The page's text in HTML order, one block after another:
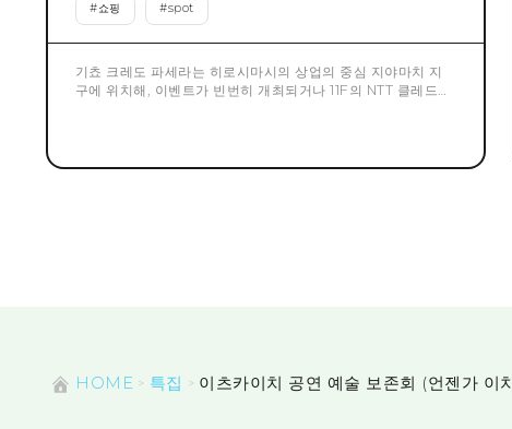
#쇼핑 #spot
기쵸 크레도 파세라는 히로시마시의 상업의 중심 지야마치 지
구에 위치해, 이벤트가 빈번히 개최되거나 11F의 NTT 클레드홀
니다. 소고 히로시마점 신관, 히로시마 버스 센터, 리가 로얄 호
HOME 특집 이츠카이치 공연 예술 보존회 (언젠가 이